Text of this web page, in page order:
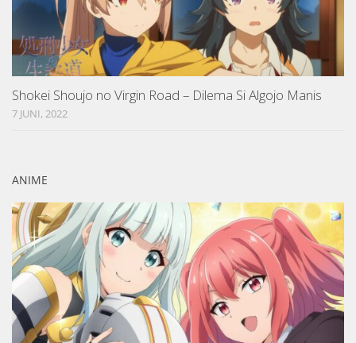
Shokei Shoujo no Virgin Road – Dilema Si Algojo Manis
7 JUNI, 2022
ANIME